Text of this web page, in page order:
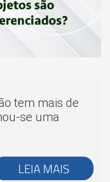
tem mais de
se uma
LEIA MAIS